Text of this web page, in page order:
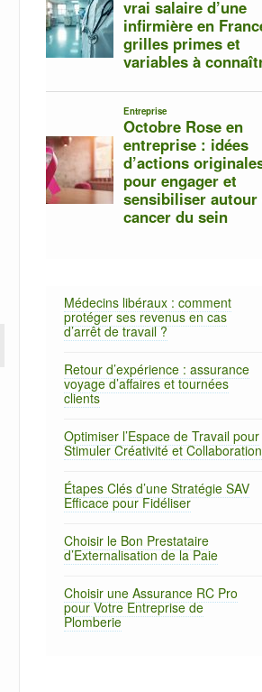
Médecins libéraux : comment
protéger ses revenus en cas
d’arrêt de travail ?
Retour d’expérience : assurance
voyage d’affaires et tournées
clients
Optimiser l’Espace de Travail pour
Stimuler Créativité et Collaboration
Étapes Clés d’une Stratégie SAV
Efficace pour Fidéliser
Choisir le Bon Prestataire
d’Externalisation de la Paie
Choisir une Assurance RC Pro
pour Votre Entreprise de
Plomberie